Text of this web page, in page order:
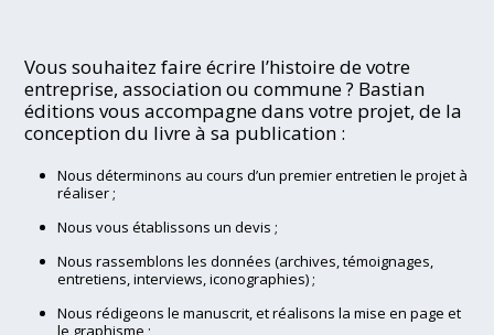
Vous souhaitez faire écrire l’histoire de votre
entreprise, association ou commune ? Bastian
éditions vous accompagne dans votre projet, de la
conception du livre à sa publication :
Nous déterminons au cours d’un premier entretien le projet à
réaliser ;
Nous vous établissons un devis ;
Nous rassemblons les données (archives, témoignages,
entretiens, interviews, iconographies) ;
Nous rédigeons le manuscrit, et réalisons la mise en page et
le graphisme ;